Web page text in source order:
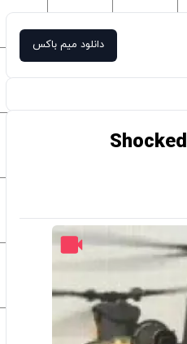
دانلود میم باکس
دانلود قالب میم خام Shocked